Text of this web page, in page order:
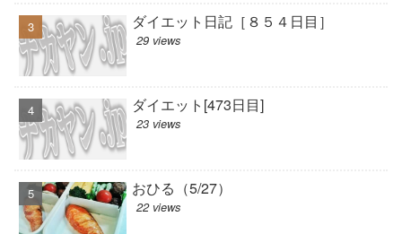
ダイエット日記［８５４日目］
29 views
ダイエット[473日目]
23 views
おひる（5/27）
22 views